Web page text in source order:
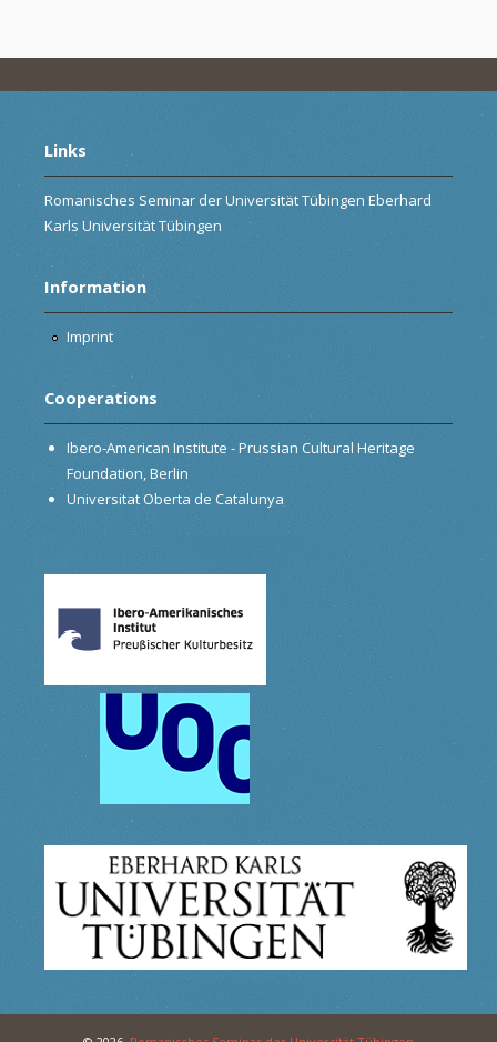
Links
Romanisches Seminar der Universität Tübingen Eberhard
Karls Universität Tübingen
Information
Imprint
Cooperations
Ibero-American Institute - Prussian Cultural Heritage
Foundation, Berlin
Universitat Oberta de Catalunya